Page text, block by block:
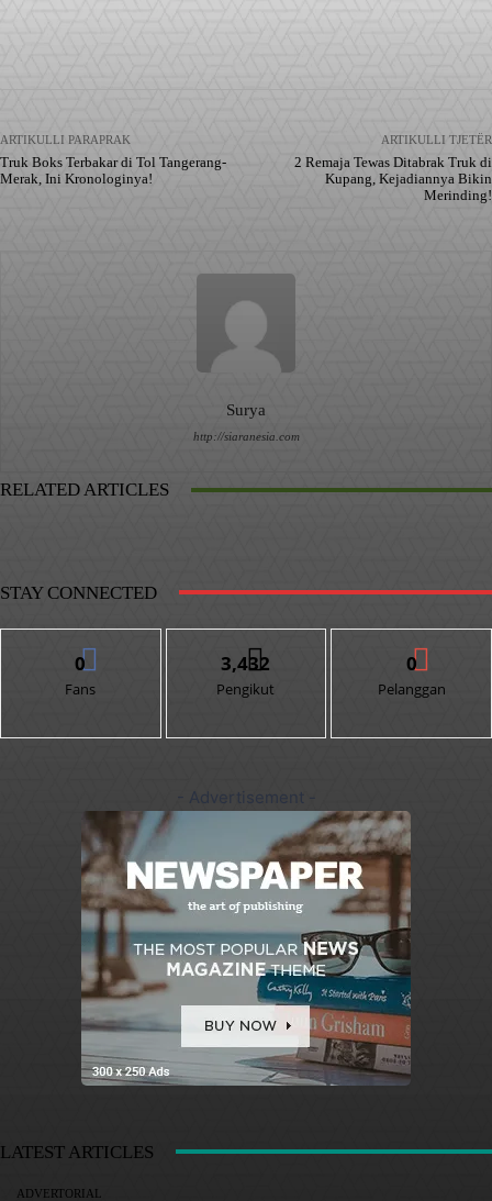
ARTIKULLI PARAPRAK
Truk Boks Terbakar di Tol Tangerang-
Merak, Ini Kronologinya!
ARTIKULLI TJETËR
2 Remaja Tewas Ditabrak Truk di
Kupang, Kejadiannya Bikin
Merinding!
Surya
http://siaranesia.com
RELATED ARTICLES
STAY CONNECTED
0
Fans
3,432
Pengikut
0
Pelanggan
- Advertisement -
LATEST ARTICLES
ADVERTORIAL